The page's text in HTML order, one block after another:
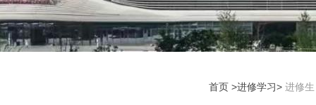
首页 >进修学习> 进修生